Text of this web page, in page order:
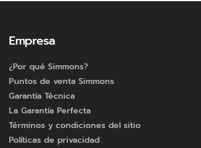
Empresa
¿Por qué Simmons?
Puntos de venta Simmons
Garantía Técnica
La Garantía Perfecta
Términos y condiciones del sitio
Políticas de privacidad